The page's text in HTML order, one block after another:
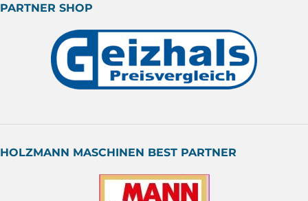
PARTNER SHOP
HOLZMANN MASCHINEN BEST PARTNER